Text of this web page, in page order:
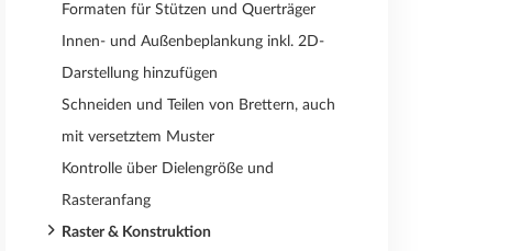
Formaten für Stützen und Querträger
Innen- und Außenbeplankung inkl. 2D-
Darstellung hinzufügen
Schneiden und Teilen von Brettern, auch
mit versetztem Muster
Kontrolle über Dielengröße und
Rasteranfang
Raster & Konstruktion